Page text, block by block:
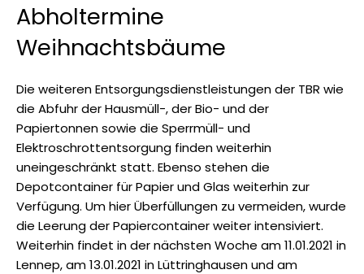
Abholtermine
Weihnachtsbäume
Die weiteren Entsorgungsdienstleistungen der TBR wie
die Abfuhr der Hausmüll-, der Bio- und der
Papiertonnen sowie die Sperrmüll- und
Elektroschrottentsorgung finden weiterhin
uneingeschränkt statt. Ebenso stehen die
Depotcontainer für Papier und Glas weiterhin zur
Verfügung. Um hier Überfüllungen zu vermeiden, wurde
die Leerung der Papiercontainer weiter intensiviert.
Weiterhin findet in der nächsten Woche am 11.01.2021 in
Lennep, am 13.01.2021 in Lüttringhausen und am